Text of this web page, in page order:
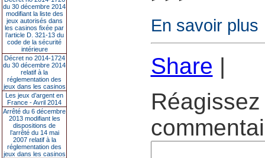
du 30 décembre 2014
modifiant la liste des
jeux autorisés dans
les casinos fixée par
l’article D. 321-13 du
code de la sécurité
intérieure
Décret no 2014-1724
du 30 décembre 2014
relatif à la
réglementation des
jeux dans les casinos
Les jeux d’argent en
France - Avril 2014
Arrêté du 6 décembre
2013 modifiant les
dispositions de
l’arrêté du 14 mai
2007 relatif à la
réglementation des
jeux dans les casinos
En savoir plus
Share |